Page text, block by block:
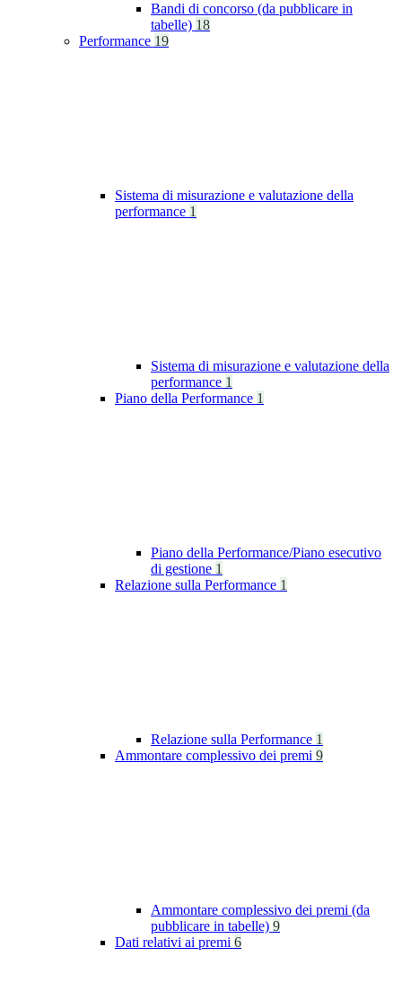
Bandi di concorso (da pubblicare in
tabelle) 18
Performance 19
Sistema di misurazione e valutazione della
performance 1
Sistema di misurazione e valutazione della
performance 1
Piano della Performance 1
Piano della Performance/Piano esecutivo
di gestione 1
Relazione sulla Performance 1
Relazione sulla Performance 1
Ammontare complessivo dei premi 9
Ammontare complessivo dei premi (da
pubblicare in tabelle) 9
Dati relativi ai premi 6